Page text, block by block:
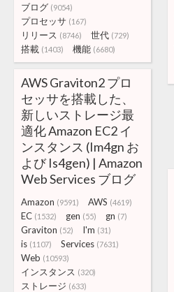
ブログ (9054)
プロセッサ (167)
リリース (8746) 世代 (729)
搭載 (1403) 機能 (6680)
AWS Graviton2 プロ
セッサを搭載した、
新しいストレージ最
適化 Amazon EC2 イ
ンスタンス (Im4gn お
よび Is4gen) | Amazon
Web Services ブログ
Amazon (9591) AWS (4619)
EC (1532) gen (55) gn (7)
Graviton (52) I'm (31)
is (1107) Services (7631)
Web (10593)
インスタンス (320)
ストレージ (633)